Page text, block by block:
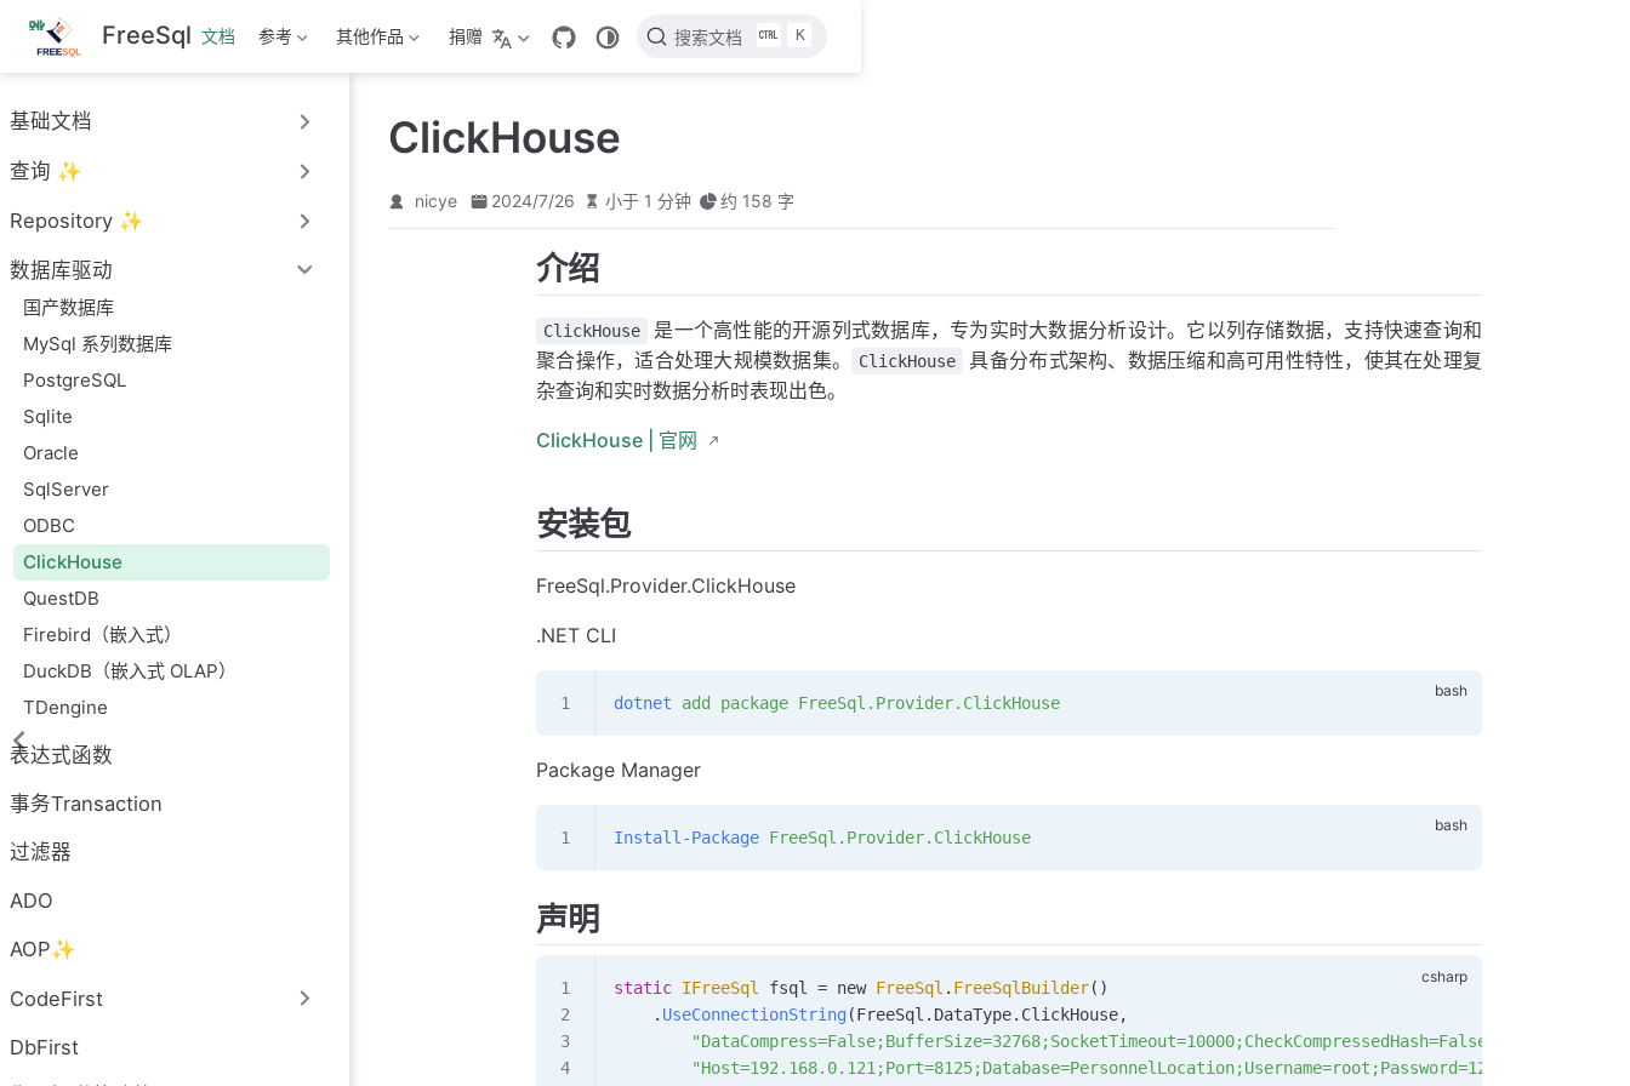
跳
至
主
要
內
容
FreeSql 文档 参考 其他作品 捐赠 搜索文档 K
基础文档
查询 ✨
Repository ✨
数据库驱动
国产数据库
MySql 系列数据库
PostgreSQL
Sqlite
Oracle
SqlServer
ODBC
ClickHouse
QuestDB
Firebird（嵌入式）
DuckDB（嵌入式 OLAP）
TDengine
表达式函数
事务Transaction
过滤器
ADO
AOP✨
CodeFirst
DbFirst
ClickHouse
nicye 2024/7/26 小于 1 分钟 约 158 字
介绍
ClickHouse
是一个高性能的开源列式数据库，专为实时大数据分析设计。它以列存储数据，支持快速查询和
聚合操作，适合处理大规模数据集。
ClickHouse
具备分布式架构、数据压缩和高可用性特性，使其在处理复
杂查询和实时数据分析时表现出色。
ClickHouse | 官网
安装包
FreeSql.Provider.ClickHouse
.NET CLI
dotnet add package FreeSql.Provider.ClickHouse
Package Manager
Install-Package FreeSql.Provider.ClickHouse
声明
static IFreeSql fsql = new FreeSql . FreeSqlBuilder()
    .
UseConnectionString (FreeSql . DataType. ClickHouse,
        "Host=192.168.0.121;Port=8125;Database=PersonnelLocation;Username=root;Password=123"